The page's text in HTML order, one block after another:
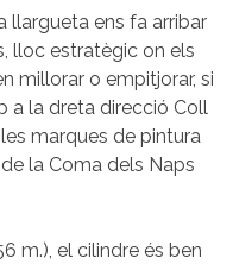
llargueta ens fa arribar
lloc estratègic on els
millorar o empitjorar, si
a la dreta direcció Coll
marques de pintura
la Coma dels Naps
m.), el cilindre és ben